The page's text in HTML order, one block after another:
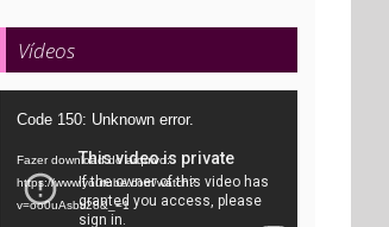
Vídeos
Tocador
vídeo
Code 150: Unknown error.
Fazer download do arquivo:
https://www.youtube.com/watch?
v=oo0uAsbti28&_=1